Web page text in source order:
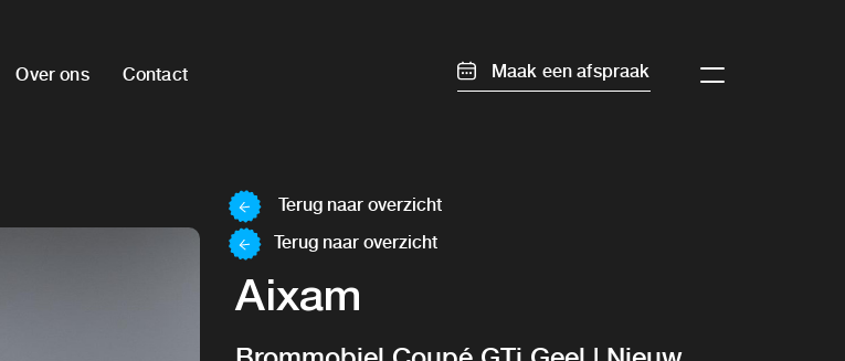
Over ons Contact Maak een afspraak
Terug naar overzicht
Terug naar overzicht
Aixam